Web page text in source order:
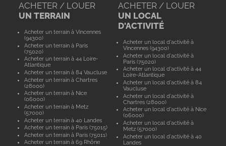
ACHETER / LOUER
UN TERRAIN
Acheter un terrain à Vincennes
(94300)
Acheter un terrain à Paris
(75020)
Acheter un terrain à 44 Loire-
Atlantique
Acheter un terrain à 84 Vaucluse
Acheter un terrain à Chartres
(28000)
Acheter un terrain à Nice
(06000)
Acheter un terrain à Metz
(57000)
Acheter un terrain à 40 Landes
Acheter un terrain à Paris (75015)
Acheter un terrain à Paris (75011)
Acheter un terrain à 69 Rhône
ACHETER / LOUER
UN LOCAL
D'ACTIVITÉ
Acheter un local d'activité à
Vincennes (94300)
Acheter un local d'activité à
Paris (75020)
Acheter un local d'activité à 44
Loire-Atlantique
Acheter un local d'activité à 84
Vaucluse
Acheter un local d'activité à
Chartres (28000)
Acheter un local d'activité à Nice
(06000)
Acheter un local d'activité à
Metz (57000)
Acheter un local d'activité à 40
Landes